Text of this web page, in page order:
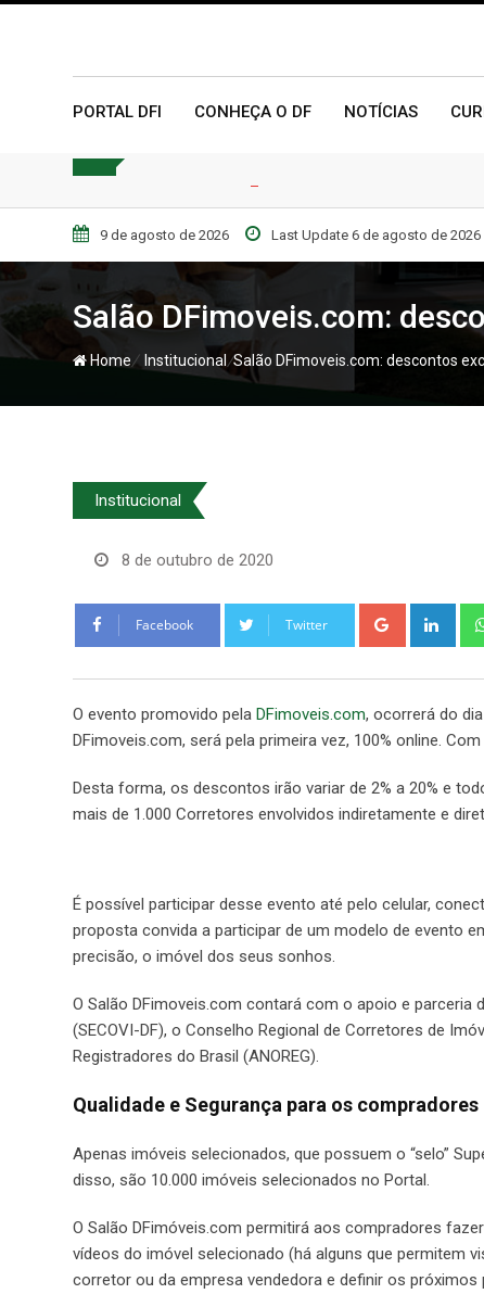
PORTAL DFI CONHEÇA O DF NOTÍCIAS
9 de agosto de 2026 Last Update 6 de agosto de 2026
Salão DFimoveis.com:
Home/Institucional /Salão DFimoveis.com: descontos
Institucional
8 de outubro de 2020
Facebook Twitter Google+
O evento promovido pela DFimoveis.com, ocorrerá do
DFimoveis.com, será pela primeira vez, 100% online.
Desta forma, os descontos irão variar de 2% a 20% e
mais de 1.000 Corretores envolvidos indiretamente e
É possível participar desse evento até pelo celular,
proposta convida a participar de um modelo de evento
precisão, o imóvel dos seus sonhos.
O Salão DFimoveis.com contará com o apoio e
(SECOVI-DF), o Conselho Regional de Corretores de
Registradores do Brasil (ANOREG).
Qualidade e Segurança para os compradores
Apenas imóveis selecionados, que possuem o “selo”
disso, são 10.000 imóveis selecionados no Portal.
O Salão DFimóveis.com permitirá aos compradores
vídeos do imóvel selecionado (há alguns que permitem
corretor ou da empresa vendedora e definir os